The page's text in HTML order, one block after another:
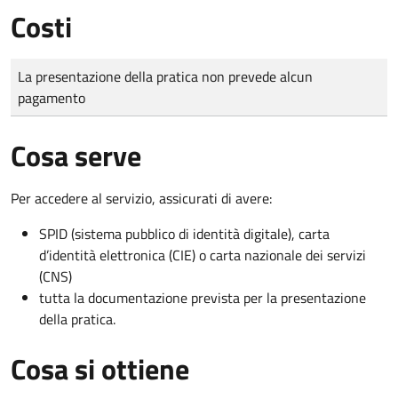
Costi
Tipo di pagamento
Importo
La presentazione della pratica non prevede alcun
pagamento
Cosa serve
Per accedere al servizio, assicurati di avere:
SPID (sistema pubblico di identità digitale), carta
d’identità elettronica (CIE) o carta nazionale dei servizi
(CNS)
tutta la documentazione prevista per la presentazione
della pratica.
Cosa si ottiene